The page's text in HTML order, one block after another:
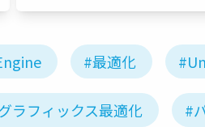
#最適化
ラフィックス最適化 #